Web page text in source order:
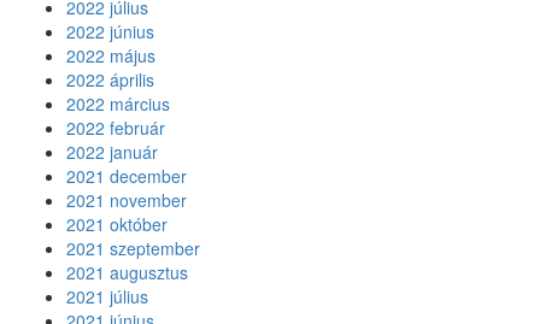
2022 július
2022 június
2022 május
2022 április
2022 március
2022 február
2022 január
2021 december
2021 november
2021 október
2021 szeptember
2021 augusztus
2021 július